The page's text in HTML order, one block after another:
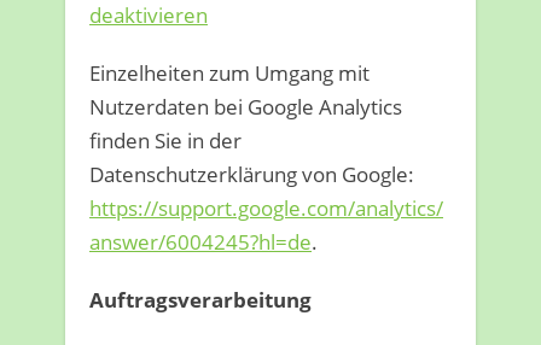
deaktivieren
Einzelheiten zum Umgang mit
Nutzerdaten bei Google Analytics
finden Sie in der
Datenschutzerklärung von Google:
https://support.google.com/analytics/
answer/6004245?hl=de.
Auftragsverarbeitung